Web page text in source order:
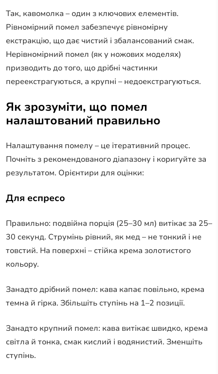
Так, кавомолка – один з ключових елементів.
Рівномірний помел забезпечує рівномірну
екстракцію, що дає чистий і збалансований смак.
Нерівномірний помел (як у ножових моделях)
призводить до того, що дрібні частинки
переекстрагуються, а крупні – недоекстрагуються.
Як зрозуміти, що помел
налаштований правильно
Налаштування помелу – це ітеративний процес.
Почніть з рекомендованого діапазону і коригуйте за
результатом. Орієнтири для оцінки:
Для еспресо
Правильно: подвійна порція (25–30 мл) витікає за 25–
30 секунд. Струмінь рівний, як мед – не тонкий і не
товстий. На поверхні – стійка крема золотистого
кольору.
Занадто дрібний помел: кава капає повільно, крема
темна й гірка. Збільшіть ступінь на 1–2 позиції.
Занадто крупний помел: кава витікає швидко, крема
світла й тонка, смак кислий і водянистий. Зменшіть
ступінь.